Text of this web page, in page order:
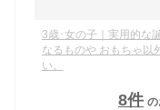
3歳･女の子｜実用的な
なるものや おもちゃ以
い。
8件 の